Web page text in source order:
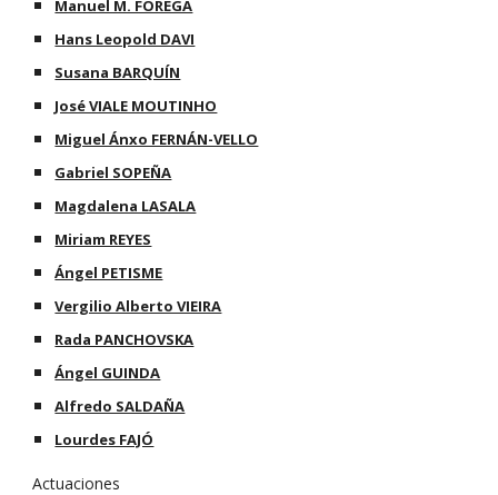
Manuel M. FOREGA
Hans Leopold DAVI
Susana BARQUÍN
José VIALE MOUTINHO
Miguel Ánxo FERNÁN-VELLO
Gabriel SOPEÑA
Magdalena LASALA
Miriam REYES
Ángel PETISME
Vergilio Alberto VIEIRA
Rada PANCHOVSKA
Ángel GUINDA
Alfredo SALDAÑA
Lourdes FAJÓ
Actuaciones